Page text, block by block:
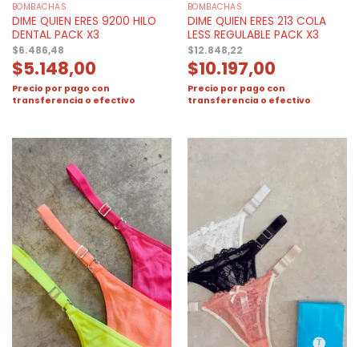
BOMBACHAS
DIME QUIEN ERES 9200 HILO
DENTAL PACK X3
$6.486,48
$5.148,00
Precio por pago con
transferencia o efectivo
BOMBACHAS
DIME QUIEN ERES 213 COLA
LESS REGULABLE PACK X3
$12.848,22
$10.197,00
Precio por pago con
transferencia o efectivo